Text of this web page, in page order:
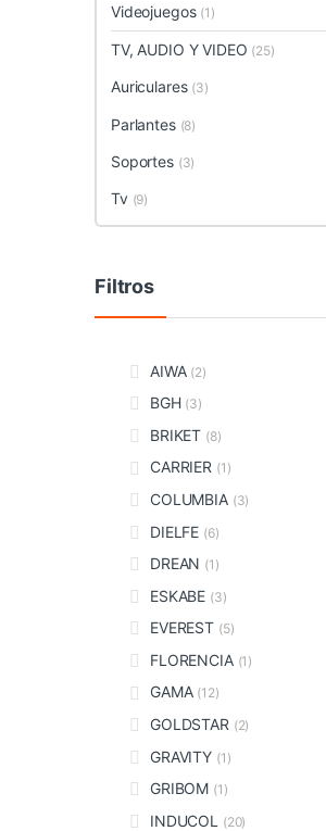
Videojuegos (1)
TV, AUDIO Y VIDEO (25)
Auriculares (3)
Parlantes (8)
Soportes (3)
Tv (9)
Filtros
AIWA (2)
BGH (3)
BRIKET (8)
CARRIER (1)
COLUMBIA (3)
DIELFE (6)
DREAN (1)
ESKABE (3)
EVEREST (5)
FLORENCIA (1)
GAMA (12)
GOLDSTAR (2)
GRAVITY (1)
GRIBOM (1)
INDUCOL (20)